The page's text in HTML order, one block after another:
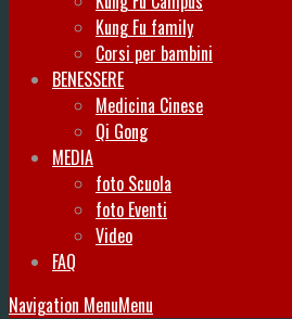
Kung Fu family
Corsi per bambini
BENESSERE
Medicina Cinese
Qi Gong
MEDIA
foto Scuola
foto Eventi
Video
FAQ
Navigation MenuMenu